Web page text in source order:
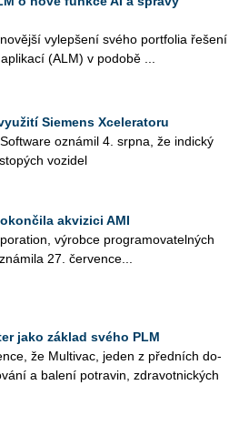
vy­lep­še­ní svého port­fo­lia ře­še­ní
(ALM) v po­do­bě ...
Siemens Xceleratoru
ozná­mil 4. srpna, že in­dic­ký
vo­zi­del
akvizici AMI
vý­rob­ce pro­gra­mo­va­tel­ných
27. čer­ven­ce...
jako základ svého PLM
že Mul­ti­vac, jeden z před­ních do­
a ba­le­ní po­tra­vin, zdra­vot­nic­kých